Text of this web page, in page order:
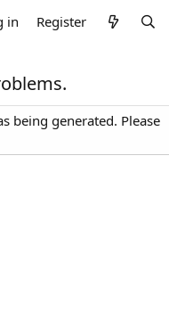
in Register
being generated. Please